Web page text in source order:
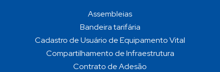
Assembleias
Bandeira tarifária
Cadastro de Usuário de Equipamento Vital
Compartilhamento de Infraestrutura
Contrato de Adesão